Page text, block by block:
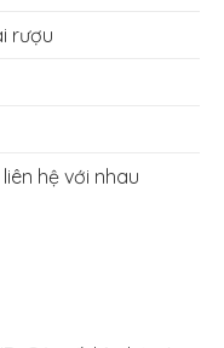
rượu
hệ với nhau